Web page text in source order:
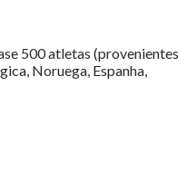
500 atletas (provenientes
Noruega, Espanha,